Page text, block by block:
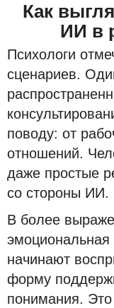
Как
ИИ в
Психологи
сценариев.
поводу: от
отношений.
даже простые
со стороны ИИ.
В более
начинают
форму
понимания. Это